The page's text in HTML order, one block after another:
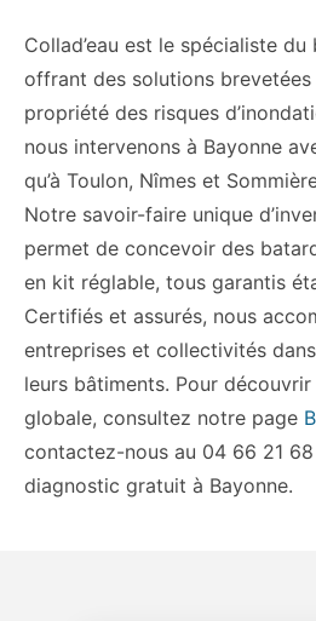
Collad’eau est le spécialiste
offrant des solutions
propriété des risques
nous intervenons à Bayonne
qu’à Toulon, Nîmes et
Notre savoir-faire unique
permet de concevoir des
en kit réglable, tous garantis
Certifiés et assurés, nous
entreprises et collectivités
leurs bâtiments. Pour
globale, consultez notre page
contactez-nous au 04 66 21
diagnostic gratuit à Bayonne.